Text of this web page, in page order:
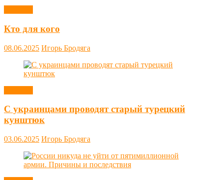
Кто для кого
08.06.2025 Игорь Бродяга
С украинцами проводят старый турецкий
кунштюк
03.06.2025 Игорь Бродяга